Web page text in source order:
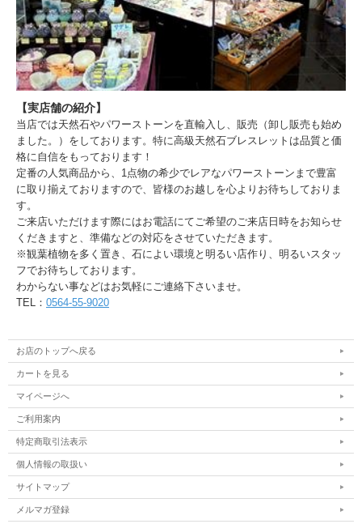
【実店舗の紹介】
当店では天然石やパワーストーンを直輸入し、販売（卸し販売も始め
ました。）をしております。特に高級天然石ブレスレットは品質と価
格に自信をもっております！
定番の人気商品から、1点物の希少でレアなパワーストーンまで豊富
に取り揃えておりますので、皆様のお越しを心よりお待ちしておりま
す。
ご来店いただけます際にはお電話にてご希望のご来店日時をお知らせ
くだきますと、準備などの対応をさせていただきます。
※観葉植物を多く置き、石によい環境と明るい店作り、明るいスタッ
フでお待ちしております。
わからない事などはお気軽にご連絡下さいませ。
TEL： 0564-55-9020
お店のトップへ戻る
カートを見る
マイページへ
ご利用案内
特定商取引法表示
個人情報の取扱い
サイトマップ
メルマガ登録